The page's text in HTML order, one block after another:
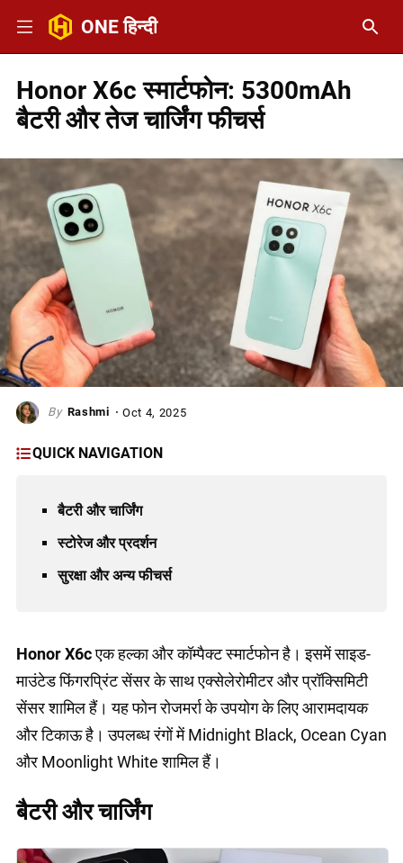
ONE हिन्दी
Honor X6c स्मार्टफोन: 5300mAh
बैटरी और तेज चार्जिंग फीचर्स
Rashmi Oct 4, 2025
QUICK NAVIGATION
बैटरी और चार्जिंग
स्टोरेज और प्रदर्शन
सुरक्षा और अन्य फीचर्स
Honor X6cएक हल्का और कॉम्पैक्ट स्मार्टफोन है। इसमें साइड-
माउंटेड फिंगरप्रिंट सेंसर के साथ एक्सेलेरोमीटर और प्रॉक्सिमिटी
सेंसर शामिल हैं। यह फोन रोजमर्रा के उपयोग के लिए आरामदायक
और टिकाऊ है। उपलब्ध रंगों में Midnight Black, Ocean Cyan
और Moonlight White शामिल हैं।
बैटरी और चार्जिंग